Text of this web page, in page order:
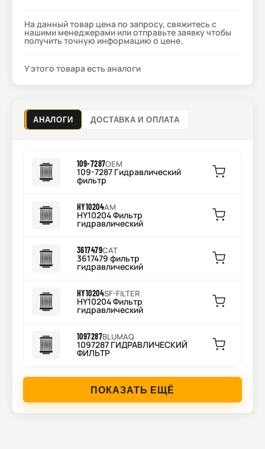
На данный товар цена по запросу, свяжитесь с
нашими менеджерами или отправьте заявку чтобы
получить точную информацию о цене.
У этого товара есть аналоги
АНАЛОГИ ДОСТАВКА И ОПЛАТА
109-7287OEM
109-7287 Гидравлический
фильтр
HY10204AM
HY10204 Фильтр
гидравлический
3617479CAT
3617479 фильтр
гидравлический
HY10204SF-FILTER
HY10204 Фильтр
гидравлический
1097287BLUMAQ
1097287 ГИДРАВЛИЧЕСКИЙ
ФИЛЬТР
ПОКАЗАТЬ ЕЩЁ